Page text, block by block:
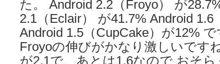
た。 Android 2.2（Froyo） が
2.1（Eclair） が41.7% Android 1.6
Android 1.5（CupCake）が12%
Froyoの伸びがかなり激しいです
が2.1で、あとは1.6なので おそ